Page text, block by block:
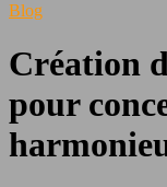
Blog
Création
pour